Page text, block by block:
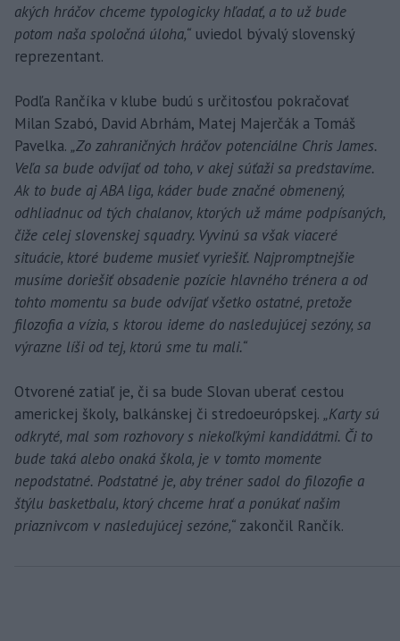
akých hráčov chceme typologicky hľadať, a to už bude
potom naša spoločná úloha,“ uviedol bývalý slovenský
reprezentant.
Podľa Rančíka v klube budú s určitosťou pokračovať
Milan Szabó, David Abrhám, Matej Majerčák a Tomáš
Pavelka. „Zo zahraničných hráčov potenciálne Chris James.
Veľa sa bude odvíjať od toho, v akej súťaži sa predstavíme.
Ak to bude aj ABA liga, káder bude značné obmenený,
odhliadnuc od tých chalanov, ktorých už máme podpísaných,
čiže celej slovenskej squadry. Vyvinú sa však viaceré
situácie, ktoré budeme musieť vyriešiť. Najpromptnejšie
musíme doriešiť obsadenie pozície hlavného trénera a od
tohto momentu sa bude odvíjať všetko ostatné, pretože
filozofia a vízia, s ktorou ideme do nasledujúcej sezóny, sa
výrazne líši od tej, ktorú sme tu mali.“
Otvorené zatiaľ je, či sa bude Slovan uberať cestou
americkej školy, balkánskej či stredoeurópskej. „Karty sú
odkryté, mal som rozhovory s niekoľkými kandidátmi. Či to
bude taká alebo onaká škola, je v tomto momente
nepodstatné. Podstatné je, aby tréner sadol do filozofie a
štýlu basketbalu, ktorý chceme hrať a ponúkať našim
priaznivcom v nasledujúcej sezóne,“ zakončil Rančík.